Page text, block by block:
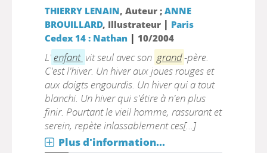
THIERRY LENAIN, Auteur ; ANNE
BROUILLARD, Illustrateur | Paris
Cedex 14 : Nathan | 10/2004
L' enfant vit seul avec son grand-père.
C'est l'hiver. Un hiver aux joues rouges et
aux doigts engourdis. Un hiver qui a tout
blanchi. Un hiver qui s'étire à n'en plus
finir. Pourtant le vieil homme, rassurant et
serein, repète inlassablement ces[...]
Plus d'information...